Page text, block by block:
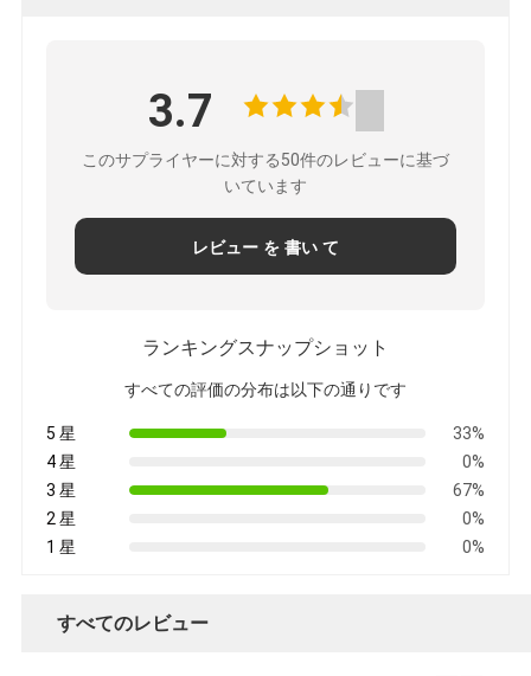
3.7
このサプライヤーに対する50件のレビューに基づ
いています
レビュー を 書い て
ランキングスナップショット
すべての評価の分布は以下の通りです
5 星
33%
4 星
0%
3 星
67%
2 星
0%
1 星
0%
すべてのレビュー